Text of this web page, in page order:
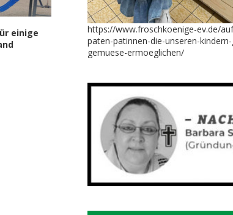
einige
Warme Jacken für die
Geschwister
20. Oktober 2019
https://www.froschkoenige-ev.de/
paten-patinnen-die-unseren-
gemuese-ermoeglichen/